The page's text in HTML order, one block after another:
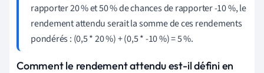
rapporter 20 % et 50 % de chances de rapporter -10 %, le
rendement attendu serait la somme de ces rendements
pondérés : (0,5 * 20 %) + (0,5 * -10 %) = 5 %.
Comment le rendement attendu est-il défini en